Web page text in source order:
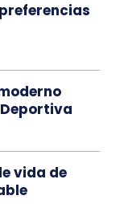
vida de